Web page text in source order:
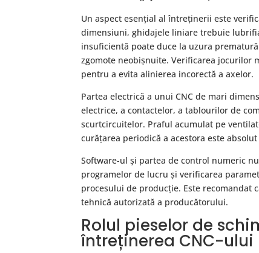
Un aspect esențial al întreținerii este
dimensiuni, ghidajele liniare trebuie
insuficientă poate duce la uzura
zgomote neobișnuite. Verificarea jocurilor
pentru a evita alinierea incorectă a axelor.
Partea electrică a unui CNC de mari
electrice, a contactelor, a tablourilor de
scurtcircuitelor. Praful acumulat pe
curățarea periodică a acestora este absolut
Software-ul și partea de control numeric
programelor de lucru și verificarea
procesului de producție. Este recomandat
tehnică autorizată a producătorului.
Rolul pieselor de
întreținerea CNC-ului